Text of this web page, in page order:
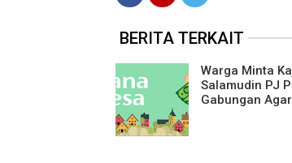
BERITA TERKAIT
Warga Minta
Salamudin PJ
Gabungan